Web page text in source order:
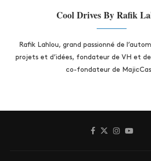
Cool Drives By Rafik
Rafik Lahlou, grand passionné de
projets et d’idées, fondateur de VH et de
co-fondateur de